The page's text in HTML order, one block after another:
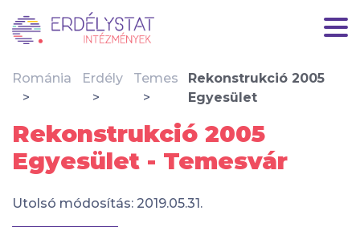
Románia Erdély Temes
Rekonstrukció 2005
Egyesület
Rekonstrukció 2005
Egyesület - Temesvár
Utolsó módosítás: 2019.05.31.